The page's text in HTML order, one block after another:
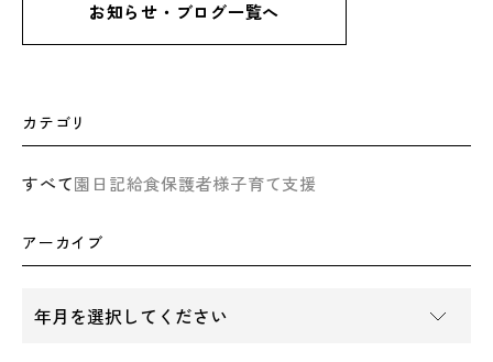
お知らせ・ブログ一覧へ
カテゴリ
すべて園日記給食保護者様子育て支援
アーカイブ